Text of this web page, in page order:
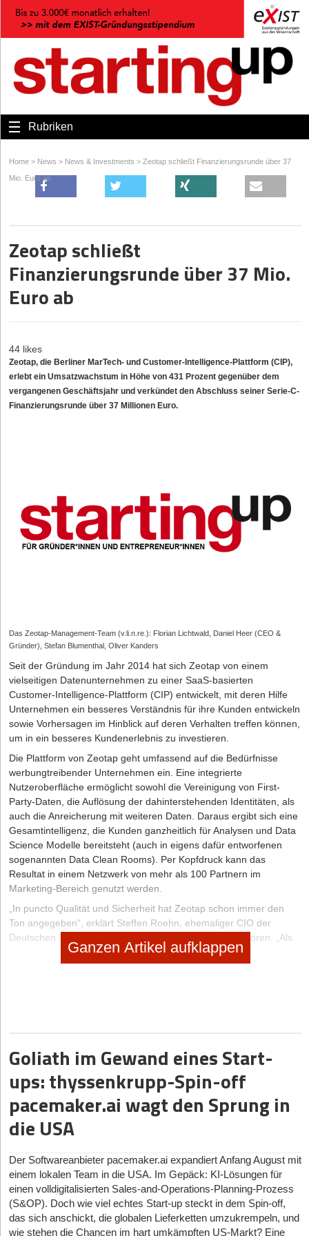
Rubriken
Home > News > News & Investments > Zeotap schließt Finanzierungsrunde über 37
Mio. Euro ab
Zeotap schließt
Finanzierungsrunde über 37 Mio.
Euro ab
44 likes
Zeotap, die Berliner MarTech- und Customer-Intelligence-Plattform (CIP),
erlebt ein Umsatzwachstum in Höhe von 431 Prozent gegenüber dem
vergangenen Geschäftsjahr und verkündet den Abschluss seiner Serie-C-
Finanzierungsrunde über 37 Millionen Euro.
Das Zeotap-Management-Team (v.li.n.re.): Florian Lichtwald, Daniel Heer (CEO &
Gründer), Stefan Blumenthal, Oliver Kanders
Seit der Gründung im Jahr 2014 hat sich Zeotap von einem
vielseitigen Datenunternehmen zu einer SaaS-basierten
Customer-Intelligence-Plattform (CIP) entwickelt, mit deren Hilfe
Unternehmen ein besseres Verständnis für ihre Kunden entwickeln
sowie Vorhersagen im Hinblick auf deren Verhalten treffen können,
um in ein besseres Kundenerlebnis zu investieren.
Die Plattform von Zeotap geht umfassend auf die Bedürfnisse
werbungtreibender Unternehmen ein. Eine integrierte
Nutzeroberfläche ermöglicht sowohl die Vereinigung von First-
Party-Daten, die Auflösung der dahinterstehenden Identitäten, als
auch die Anreicherung mit weiteren Daten. Daraus ergibt sich eine
Gesamtintelligenz, die Kunden ganzheitlich für Analysen und Data
Science Modelle bereitsteht (auch in eigens dafür entworfenen
sogenannten Data Clean Rooms). Per Kopfdruck kann das
Resultat in einem Netzwerk von mehr als 100 Partnern im
Marketing-Bereich genutzt werden.
„In puncto Qualität und Sicherheit hat Zeotap schon immer den
Ton angegeben“, erklärt Steffen Roehn, ehemaliger CIO der
Deutschen Telekom und einer der ersten Zeotap-Investoren. „Als
Verwalter der wertvollsten Vermögensgegenstände unserer
Kunden werden wir auch in Zukunft alles daransetzen, ihren
Marketing-Identity-Lösung, verstärken. Durch das ID+-Projekt
werden alle Teilnehmer des Marketingökosystems, also Marken,
Publisher, Agenturen und Technologieanbieter, in die Lage
versetzt, durch einen datenschutzkonformen Mechanismus
Herausforderungen bei dem Thema Nutzer-Authentifizierung über
alle Endgeräte hinweg zu meistern, die sich aus Cookie- bzw.
gesetzlichen Vorgaben ergeben.
Hat Ihnen der Artikel gefallen?
Dann melden Sie sich kostenlos für unserenNewsletteran, um
Ganzen Artikel aufklappen
Goliath im Gewand eines Start-
ups: thyssenkrupp-Spin-off
pacemaker.ai wagt den Sprung in
die USA
Der Softwareanbieter pacemaker.ai expandiert Anfang August mit
einem lokalen Team in die USA. Im Gepäck: KI-Lösungen für
einen volldigitalisierten Sales-and-Operations-Planning-Prozess
(S&OP). Doch wie viel echtes Start-up steckt in dem Spin-off,
das sich anschickt, die globalen Lieferketten umzukrempeln, und
wie stehen die Chancen im hart umkämpften US-Markt? Eine